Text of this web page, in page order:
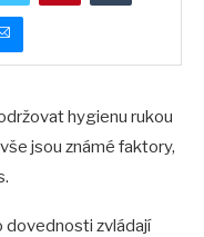
hygienu rukou
jsou známé faktory,
dovednosti zvládají